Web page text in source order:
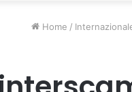
Home /